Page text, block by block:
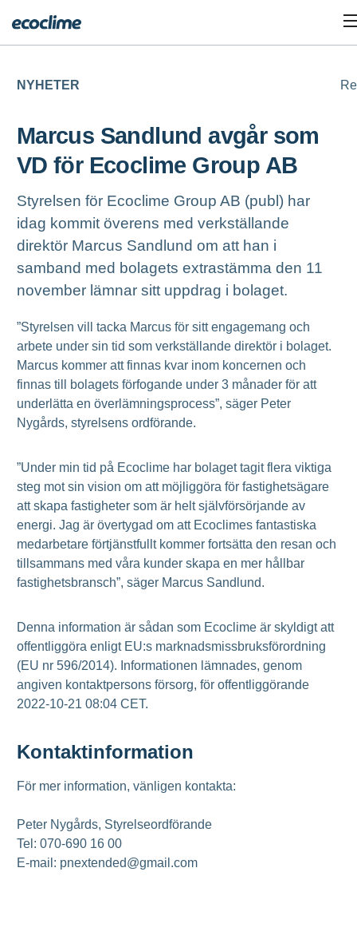
NYHETER
Marcus Sandlund avgår som
VD för Ecoclime Group AB
Styrelsen för Ecoclime Group AB (publ) har
idag kommit överens med verkställande
direktör Marcus Sandlund om att han i
samband med bolagets extrastämma den 11
november lämnar sitt uppdrag i bolaget.
”Styrelsen vill tacka Marcus för sitt engagemang och
arbete under sin tid som verkställande direktör i bolaget.
Marcus kommer att finnas kvar inom koncernen och
finnas till bolagets förfogande under 3 månader för att
underlätta en överlämningsprocess”, säger Peter
Nygårds, styrelsens ordförande.
”Under min tid på Ecoclime har bolaget tagit flera viktiga
steg mot sin vision om att möjliggöra för fastighetsägare
att skapa fastigheter som är helt självförsörjande av
energi. Jag är övertygad om att Ecoclimes fantastiska
medarbetare förtjänstfullt kommer fortsätta den resan och
tillsammans med våra kunder skapa en mer hållbar
fastighetsbransch”, säger Marcus Sandlund.
Denna information är sådan som Ecoclime är skyldigt att
offentliggöra enligt EU:s marknadsmissbruksförordning
(EU nr 596/2014). Informationen lämnades, genom
angiven kontaktpersons försorg, för offentliggörande
2022-10-21 08:04 CET.
Kontaktinformation
För mer information, vänligen kontakta:
Peter Nygårds, Styrelseordförande
Tel: 070-690 16 00
E-mail: pnextended@gmail.com